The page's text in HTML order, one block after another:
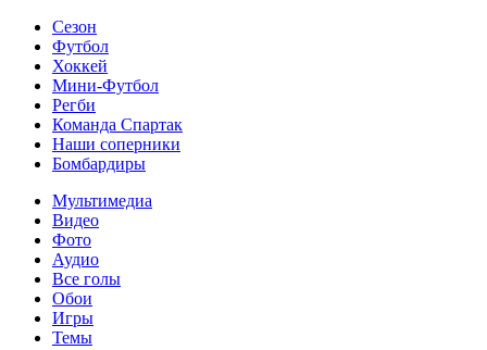
Сезон
Футбол
Хоккей
Мини-Футбол
Регби
Команда Спартак
Наши соперники
Бомбардиры
Мультимедиа
Видео
Фото
Аудио
Все голы
Обои
Игры
Темы